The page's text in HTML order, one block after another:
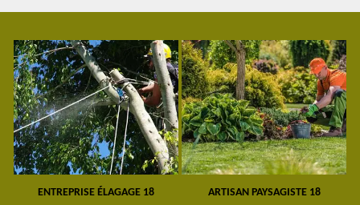
ENTREPRISE ÉLAGAGE 18 ARTISAN PAYSAGISTE 18